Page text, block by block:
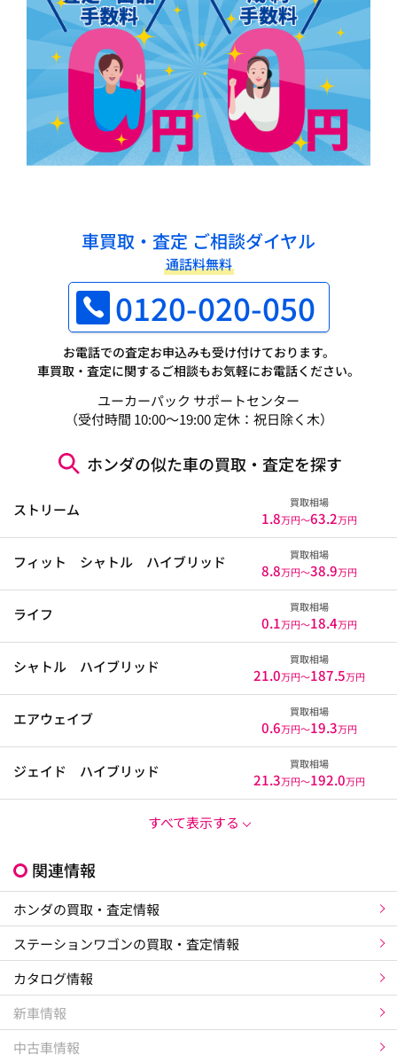
車買取・査定 ご相談ダイヤル
通話料無料
0120-020-050
お電話での査定お申込みも受け付けております。
車買取・査定に関するご相談もお気軽にお電話ください。
ユーカーパック サポートセンター
（受付時間 10:00～19:00 定休：祝日除く木）
ホンダの似た車の買取・査定を探す
ストリーム 買取相場
1.8万円〜63.2万円
フィット シャトル ハイブリッド 買取相場
8.8万円〜38.9万円
ライフ 買取相場
0.1万円〜18.4万円
シャトル ハイブリッド 買取相場
21.0万円〜187.5万円
エアウェイブ 買取相場
0.6万円〜19.3万円
ジェイド ハイブリッド 買取相場
21.3万円〜192.0万円
すべて表示する
関連情報
ホンダの買取・査定情報
ステーションワゴンの買取・査定情報
カタログ情報
新車情報
中古車情報